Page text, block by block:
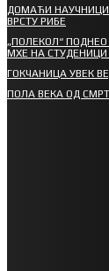
ДОМАЋИ
ВРСТУ РИБЕ
„ПОЛЕКОЛ“
МХЕ НА СТУДЕНИЦИ
ГОКЧАНИЦА УВЕК
ПОЛА ВЕКА ОД